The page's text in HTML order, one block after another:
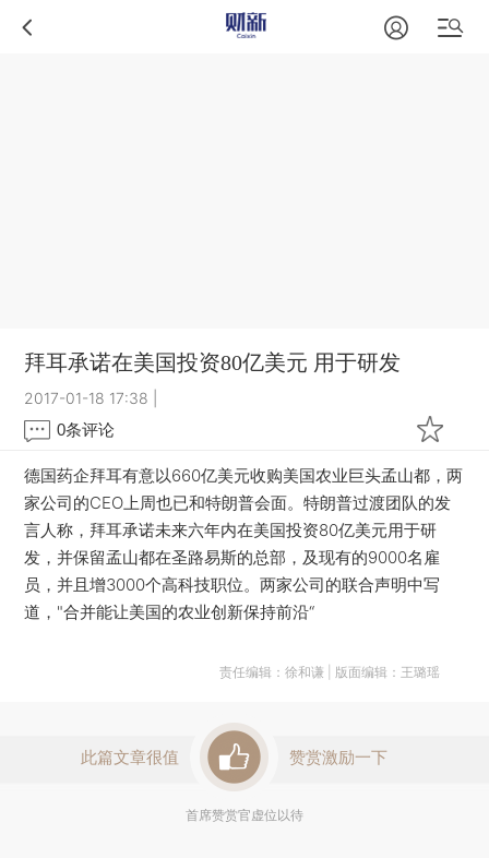
拜耳承诺在美国投资80亿美元 用于研发
2017-01-18 17:38
0条评论
德国药企拜耳有意以660亿美元收购美国农业巨头孟山都，两
家公司的CEO上周也已和特朗普会面。特朗普过渡团队的发
言人称，拜耳承诺未来六年内在美国投资80亿美元用于研
发，并保留孟山都在圣路易斯的总部，及现有的9000名雇
员，并且增3000个高科技职位。两家公司的联合声明中写
道，"合并能让美国的农业创新保持前沿“
责任编辑：徐和谦 | 版面编辑：王璐瑶
此篇文章很值 赞赏激励一下
首席赞赏官虚位以待